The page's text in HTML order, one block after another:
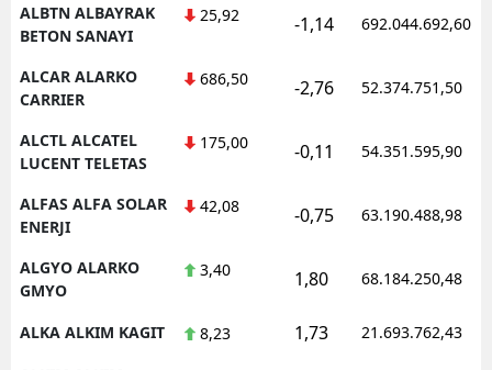
ALBTN ALBAYRAK
BETON SANAYI
25,92 -1,14 692.044.692,60
ALCAR ALARKO
CARRIER
686,50 -2,76 52.374.751,50
ALCTL ALCATEL
LUCENT TELETAS
175,00 -0,11 54.351.595,90
ALFAS ALFA SOLAR
ENERJI
42,08 -0,75 63.190.488,98
ALGYO ALARKO
GMYO
3,40 1,80 68.184.250,48
ALKA ALKIM KAGIT 8,23 1,73 21.693.762,43